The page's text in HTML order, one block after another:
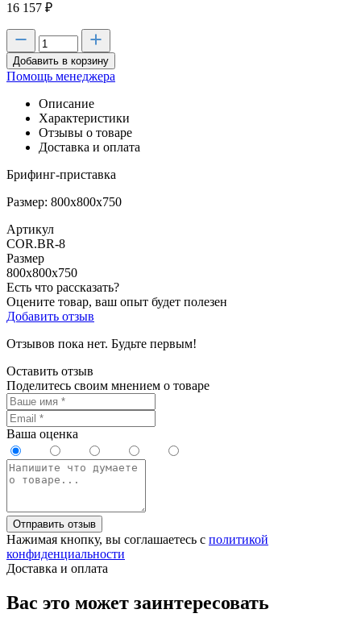
16 157 ₽
Добавить в корзину
Помощь менеджера
Описание
Характеристики
Отзывы о товаре
Доставка и оплата
Брифинг-приставка
Размер: 800х800х750
Артикул
COR.BR-8
Размер
800х800х750
Есть что рассказать?
Оцените товар, ваш опыт будет полезен
Добавить отзыв
Отзывов пока нет. Будьте первым!
Оставить отзыв
Поделитесь своим мнением о товаре
Ваша оценка
Отправить отзыв
Нажимая кнопку, вы соглашаетесь с политикой
конфиденциальности
Доставка и оплата
Вас это может заинтересовать